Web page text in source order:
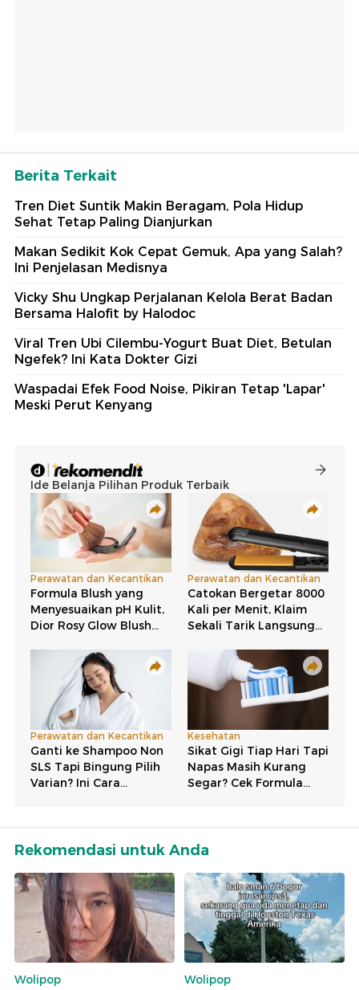
Berita Terkait
Tren Diet Suntik Makin Beragam, Pola Hidup
Sehat Tetap Paling Dianjurkan
Makan Sedikit Kok Cepat Gemuk, Apa yang Salah?
Ini Penjelasan Medisnya
Vicky Shu Ungkap Perjalanan Kelola Berat Badan
Bersama Halofit by Halodoc
Viral Tren Ubi Cilembu-Yogurt Buat Diet, Betulan
Ngefek? Ini Kata Dokter Gizi
Waspadai Efek Food Noise, Pikiran Tetap 'Lapar'
Meski Perut Kenyang
Rekomendasi untuk Anda
Wolipop
Wolipop